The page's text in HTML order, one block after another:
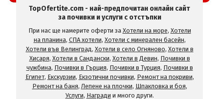
TopOfertite.com - най-предпочитан онлайн сайт
за почивки и услуги с отстъпки
При нас ще намерите оферти за Хотели на море, Хотели
на планина, СПА хотели, Хотели с минерален басейн,
Хотели във Велинград, Хотели в село Огняново, Хотели в
Хисаря, Хотели в Сандански, Хотели в Девин, Почивки в
чужбина, Почивки в Гърция, Почивки в Турция, Почивки в
Египет, Екскурзии, Екзотични почивки, Ремонт на покриви,
Ремонт на баня, Лепене на плочки, Шпакловка и боя,
Услуги, Награди и много други.